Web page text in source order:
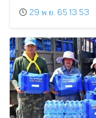
29 พ.ย. 65 13:53